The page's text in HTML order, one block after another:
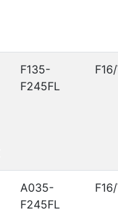
F135-
F245FL
A035-
F245FL